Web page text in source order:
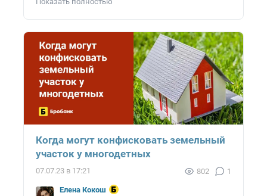
Когда могут конфисковать земельный
участок у многодетных
07.07.23 в 17:21 802 1
Елена Кокош